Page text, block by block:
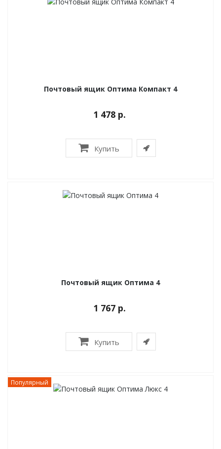
Почтовый ящик Оптима Компакт 4
1 478 р.
Купить
Почтовый ящик Оптима 4
1 767 р.
Купить
Популярный